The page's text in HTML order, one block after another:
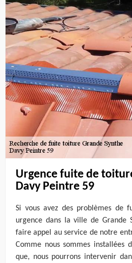
Urgence fuite de
Davy Peintre 59
Si vous avez des problèmes de
urgence dans la ville de Grande
faire appel au service de notre
Comme nous sommes installées
que, nous pourrons intervenir